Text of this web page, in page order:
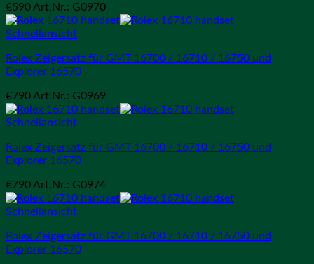
€590 Art.Nr.: G0970
Schnellansicht
Rolex Zeigersatz für GMT 16700 / 16710 / 16750 und
Explorer 16570
€790 Art.Nr.: G0969
Schnellansicht
Rolex Zeigersatz für GMT 16700 / 16710 / 16750 und
Explorer 16570
€790 Art.Nr.: G0974
Schnellansicht
Rolex Zeigersatz für GMT 16700 / 16710 / 16750 und
Explorer 16570